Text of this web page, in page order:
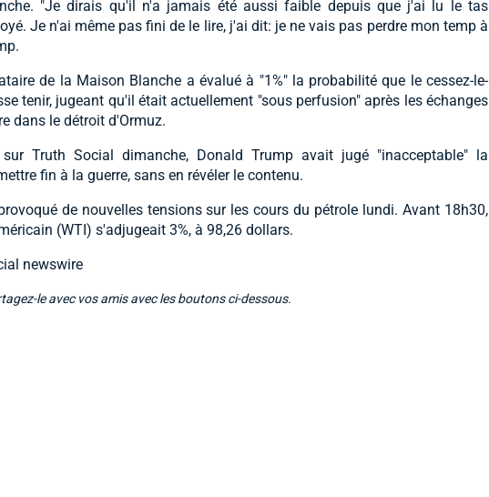
"Je dirais qu'il n'a jamais été aussi faible depuis que j'ai lu le tas
Je n'ai même pas fini de le lire, j'ai dit: je ne vais pas perdre mon temp à
de la Maison Blanche a évalué à "1%" la probabilité que le cessez-le-
tenir, jugeant qu'il était actuellement "sous perfusion" après les échanges
dans le détroit d'Ormuz.
Truth Social dimanche, Donald Trump avait jugé "inacceptable" la
fin à la guerre, sans en révéler le contenu.
de nouvelles tensions sur les cours du pétrole lundi. Avant 18h30,
(WTI) s'adjugeait 3%, à 98,26 dollars.
newswire
le avec vos amis avec les boutons ci-dessous.